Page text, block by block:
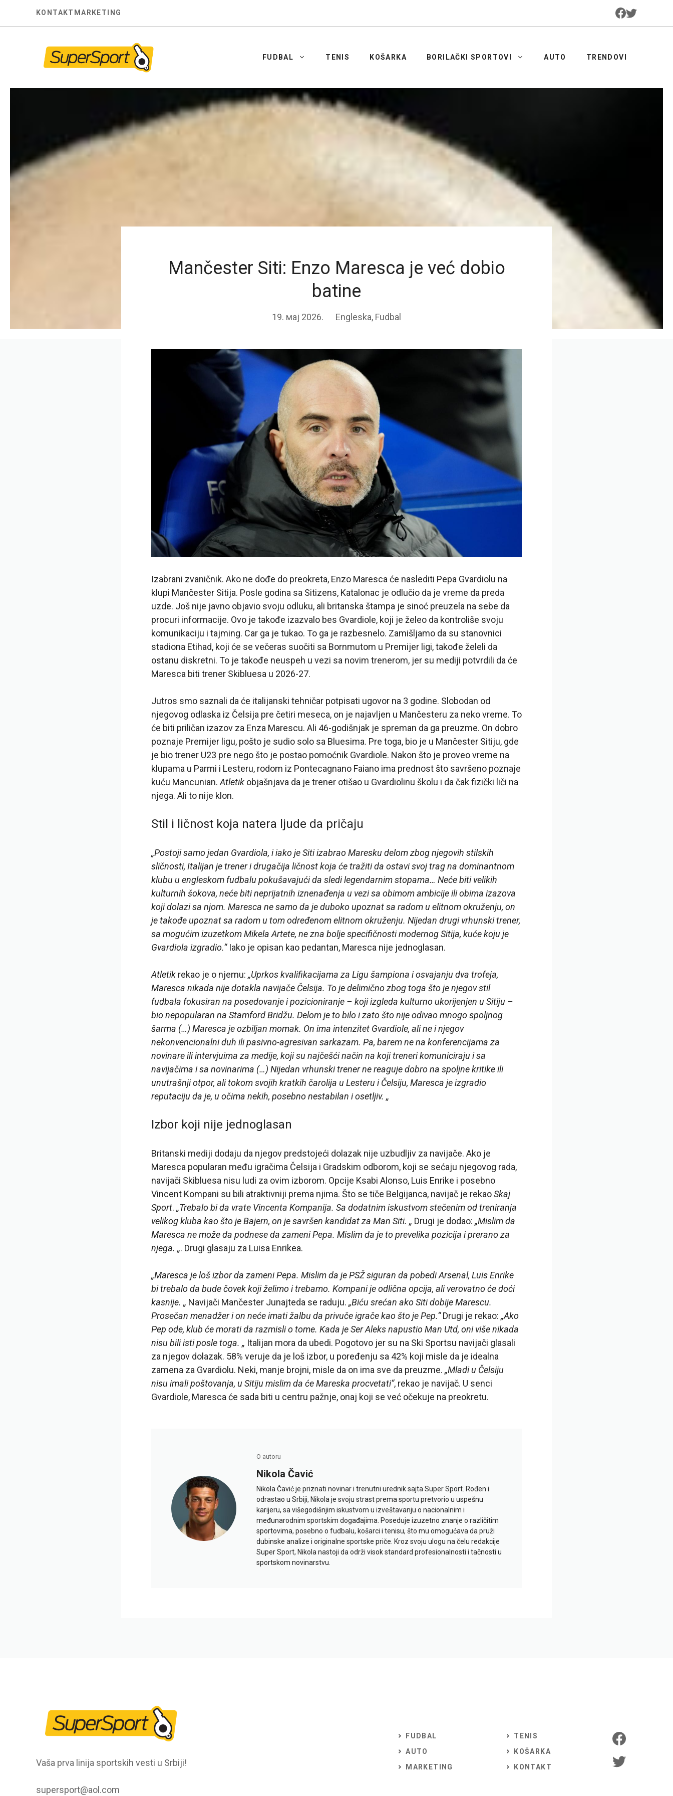
KONTAKT MARKETING
FUDBAL TENIS KOŠARKA BORILAČKI SPORTOVI AUTO TRENDOVI
Mančester Siti: Enzo Maresca je već dobio
batine
19. мај 2026. Engleska, Fudbal
Izabrani zvaničnik. Ako ne dođe do preokreta, Enzo Maresca će naslediti Pepa Gvardiolu na
klupi Mančester Sitija. Posle godina sa Sitizens, Katalonac je odlučio da je vreme da preda
uzde. Još nije javno objavio svoju odluku, ali britanska štampa je sinoć preuzela na sebe da
procuri informacije. Ovo je takođe izazvalo bes Gvardiole, koji je želeo da kontroliše svoju
komunikaciju i tajming. Car ga je tukao. To ga je razbesnelo. Zamišljamo da su stanovnici
stadiona Etihad, koji će se večeras suočiti sa Bornmutom u Premijer ligi, takođe želeli da
ostanu diskretni. To je takođe neuspeh u vezi sa novim trenerom, jer su mediji potvrdili da će
Maresca biti trener Skibluesa u 2026-27.
Jutros smo saznali da će italijanski tehničar potpisati ugovor na 3 godine. Slobodan od
njegovog odlaska iz Čelsija pre četiri meseca, on je najavljen u Mančesteru za neko vreme. To
će biti priličan izazov za Enza Marescu. Ali 46-godišnjak je spreman da ga preuzme. On dobro
poznaje Premijer ligu, pošto je sudio solo sa Bluesima. Pre toga, bio je u Mančester Sitiju, gde
je bio trener U23 pre nego što je postao pomoćnik Gvardiole. Nakon što je proveo vreme na
klupama u Parmi i Lesteru, rodom iz Pontecagnano Faiano ima prednost što savršeno poznaje
kuću Mancunian. Atletik objašnjava da je trener otišao u Gvardiolinu školu i da čak fizički liči na
njega. Ali to nije klon.
Stil i ličnost koja natera ljude da pričaju
„Postoji samo jedan Gvardiola, i iako je Siti izabrao Maresku delom zbog njegovih stilskih
sličnosti, Italijan je trener i drugačija ličnost koja će tražiti da ostavi svoj trag na dominantnom
klubu u engleskom fudbalu pokušavajući da sledi legendarnim stopama… Neće biti velikih
kulturnih šokova, neće biti neprijatnih iznenađenja u vezi sa obimom ambicije ili obima izazova
koji dolazi sa njom. Maresca ne samo da je duboko upoznat sa radom u elitnom okruženju, on
je takođe upoznat sa radom u tom određenom elitnom okruženju. Nijedan drugi vrhunski trener,
sa mogućim izuzetkom Mikela Artete, ne zna bolje specifičnosti modernog Sitija, kuće koju je
Gvardiola izgradio.“Iako je opisan kao pedantan, Maresca nije jednoglasan.
Atletik rekao je o njemu: „Uprkos kvalifikacijama za Ligu šampiona i osvajanju dva trofeja,
Maresca nikada nije dotakla navijače Čelsija. To je delimično zbog toga što je njegov stil
fudbala fokusiran na posedovanje i pozicioniranje – koji izgleda kulturno ukorijenjen u Sitiju –
bio nepopularan na Stamford Bridžu. Delom je to bilo i zato što nije odivao mnogo spoljnog
šarma (…) Maresca je ozbiljan momak. On ima intenzitet Gvardiole, ali ne i njegov
nekonvencionalni duh ili pasivno-agresivan sarkazam. Pa, barem ne na konferencijama za
novinare ili intervjuima za medije, koji su najčešći način na koji treneri komuniciraju i sa
navijačima i sa novinarima (…) Nijedan vrhunski trener ne reaguje dobro na spoljne kritike ili
unutrašnji otpor, ali tokom svojih kratkih čarolija u Lesteru i Čelsiju, Maresca je izgradio
reputaciju da je, u očima nekih, posebno nestabilan i osetljiv. „
Izbor koji nije jednoglasan
Britanski mediji dodaju da njegov predstojeći dolazak nije uzbudljiv za navijače. Ako je
Maresca popularan među igračima Čelsija i Gradskim odborom, koji se sećaju njegovog rada,
navijači Skibluesa nisu ludi za ovim izborom. Opcije Ksabi Alonso, Luis Enrike i posebno
Vincent Kompani su bili atraktivniji prema njima. Što se tiče Belgijanca, navijač je rekaoSkaj
Sport. „Trebalo bi da vrate Vincenta Kompanija. Sa dodatnim iskustvom stečenim od treniranja
velikog kluba kao što je Bajern, on je savršen kandidat za Man Siti. „ Drugi je dodao: „Mislim da
Maresca ne može da podnese da zameni Pepa. Mislim da je to prevelika pozicija i prerano za
njega. „. Drugi glasaju za Luisa Enrikea.
„Maresca je loš izbor da zameni Pepa. Mislim da je PSŽ siguran da pobedi Arsenal, Luis Enrike
bi trebalo da bude čovek koji želimo i trebamo. Kompani je odlična opcija, ali verovatno će doći
kasnije. „ Navijači Mančester Junajteda se raduju. „Biću srećan ako Siti dobije Marescu.
Prosečan menadžer i on neće imati žalbu da privuče igrače kao što je Pep.“Drugi je rekao: „Ako
Pep ode, klub će morati da razmisli o tome. Kada je Ser Aleks napustio Man Utd, oni više nikada
nisu bili isti posle toga. „ Italijan mora da ubedi. Pogotovo jer su na Ski Sportsu navijači glasali
za njegov dolazak. 58% veruje da je loš izbor, u poređenju sa 42% koji misle da je idealna
zamena za Gvardiolu. Neki, manje brojni, misle da on ima sve da preuzme. „Mladi u Čelsiju
nisu imali poštovanja, u Sitiju mislim da će Mareska procvetati“, rekao je navijač. U senci
Gvardiole, Maresca će sada biti u centru pažnje, onaj koji se već očekuje na preokretu.
O autoru
Nikola Čavić
Nikola Čavić je priznati novinar i trenutni urednik sajta Super Sport. Rođen i
odrastao u Srbiji, Nikola je svoju strast prema sportu pretvorio u uspešnu
karijeru, sa višegodišnjim iskustvom u izveštavanju o nacionalnim i
međunarodnim sportskim događajima. Poseduje izuzetno znanje o različitim
sportovima, posebno o fudbalu, košarci i tenisu, što mu omogućava da pruži
dubinske analize i originalne sportske priče. Kroz svoju ulogu na čelu redakcije
Super Sport, Nikola nastoji da održi visok standard profesionalnosti i tačnosti u
sportskom novinarstvu.
Vaša prva linija sportskih vesti u Srbiji!
supersport@aol.com
FUDBAL
AUTO
MARKETING
TENIS
KOŠARKA
KONTAKT